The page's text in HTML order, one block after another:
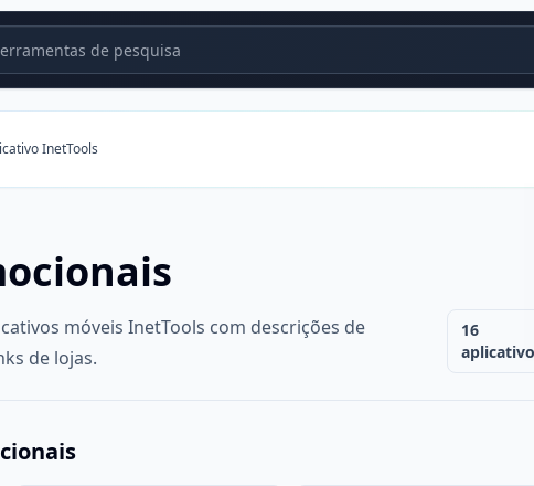
de pesquisa
InetTools
móveis InetTools com descrições de
de lojas.
16